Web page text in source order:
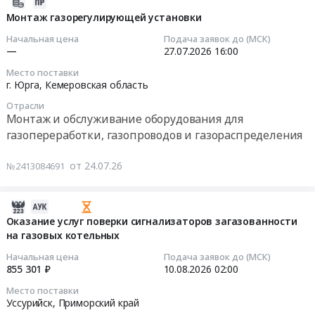
Проектирование, монтаж и обслуживание
сигнализации, пожароохранных, контрольно-
пропускных систем и оборудования
Монтаж газорегулирующей установки
Начальная цена
—
Подача заявок до (МСК)
27.07.2026 16:00
Место поставки
г. Юрга, Кемеровская область
Отрасли
Монтаж и обслуживание оборудования для
газопереработки, газопроводов и газораспределения
№2413084691 от 24.07.26
Оказание услуг поверки сигнализаторов загазованности
на газовых котельных
Начальная цена
855 301 ₽
Подача заявок до (МСК)
10.08.2026 02:00
Место поставки
Уссурийск, Приморский край